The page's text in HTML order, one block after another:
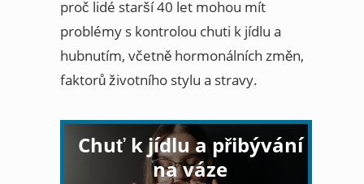
proč lidé starší 40 let mohou mít
problémy s kontrolou chuti k jídlu a
hubnutím, včetně hormonálních změn,
faktorů životního stylu a stravy.
Chuť k jídlu a přibývání
na váze